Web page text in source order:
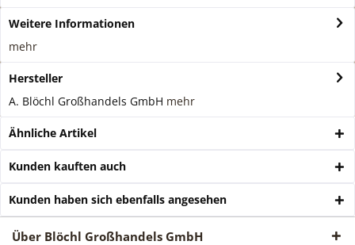
Weitere Informationen
mehr
Hersteller
A. Blöchl Großhandels GmbH mehr
Ähnliche Artikel
Kunden kauften auch
Kunden haben sich ebenfalls angesehen
Über Blöchl Großhandels GmbH